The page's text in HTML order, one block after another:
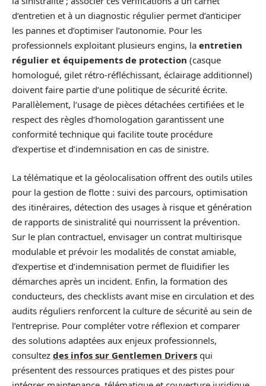
d’entretien et à un diagnostic régulier permet d’anticiper
les pannes et d’optimiser l’autonomie. Pour les
professionnels exploitant plusieurs engins, la entretien
régulier et équipements de protection (casque
homologué, gilet rétro‑réfléchissant, éclairage additionnel)
doivent faire partie d’une politique de sécurité écrite.
Parallèlement, l’usage de pièces détachées certifiées et le
respect des règles d’homologation garantissent une
conformité technique qui facilite toute procédure
d’expertise et d’indemnisation en cas de sinistre.
La télématique et la géolocalisation offrent des outils utiles
pour la gestion de flotte : suivi des parcours, optimisation
des itinéraires, détection des usages à risque et génération
de rapports de sinistralité qui nourrissent la prévention.
Sur le plan contractuel, envisager un contrat multirisque
modulable et prévoir les modalités de constat amiable,
d’expertise et d’indemnisation permet de fluidifier les
démarches après un incident. Enfin, la formation des
conducteurs, des checklists avant mise en circulation et des
audits réguliers renforcent la culture de sécurité au sein de
l’entreprise. Pour compléter votre réflexion et comparer
des solutions adaptées aux enjeux professionnels,
consultez des infos sur Gentlemen Drivers qui
présentent des ressources pratiques et des pistes pour